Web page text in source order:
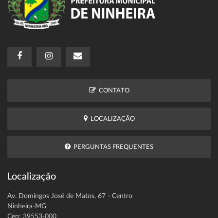
CONTATO
LOCALIZAÇÃO
PERGUNTAS FREQUENTES
Localização
Av. Domingos José de Matos, 67 - Centro
Ninheira-MG
Cep: 39553-000